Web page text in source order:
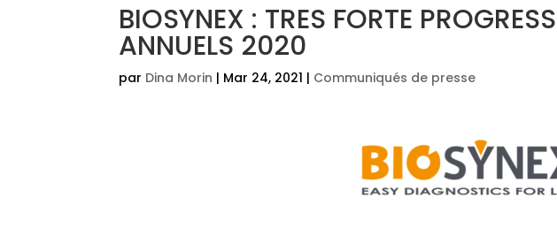
BIOSYNEX : TRES FORTE
ANNUELS 2020
par Dina Morin | Mar 24, 2021 | Communiqués de presse